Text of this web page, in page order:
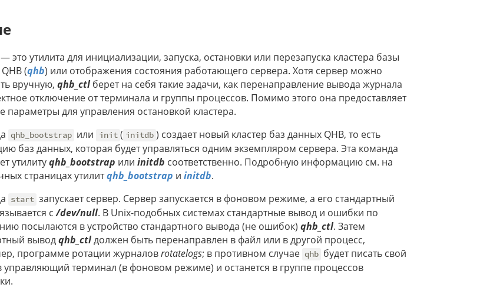
это утилита для инициализации, запуска, остановки или перезапуска кластера базы
(qhb) или отображения состояния работающего сервера. Хотя сервер можно
вручную, qhb_ctlберет на себя такие задачи, как перенаправление вывода журнала
отключение от терминала и группы процессов. Помимо этого она предоставляет
параметры для управления остановкой кластера.
qhb_bootstrap или init ( initdb ) создает новый кластер баз данных QHB, то есть
баз данных, которая будет управляться одним экземпляром сервера. Эта команда
утилитуqhb_bootstrap или initdb соответственно. Подробную информацию см. на
страницах утилитqhb_bootstrap и initdb.
start запускает сервер. Сервер запускается в фоновом режиме, а его стандартный
с/dev/null. В Unix-подобных системах стандартные вывод и ошибки по
посылаются в устройство стандартного вывода (не ошибок) qhb_ctl. Затем
выводqhb_ctlдолжен быть перенаправлен в файл или в другой процесс,
программе ротации журналовrotatelogs; в противном случае qhb будет писать свой
управляющий терминал (в фоновом режиме) и останется в группе процессов